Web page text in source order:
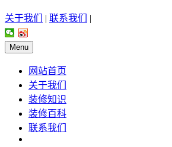
关于我们 | 联系我们 |
Menu
网站首页
关于我们
装修知识
装修百科
联系我们